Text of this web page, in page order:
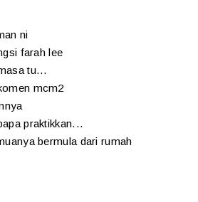
ni
farah lee
tu...
mcm2
praktikkan...
bermula dari rumah